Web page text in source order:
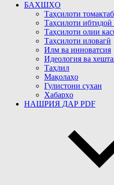
БАХШҲО
Таҳсилоти
Таҳсилоти ибтидоӣ
Таҳсилоти олии
Таҳсилоти иловагӣ
Илм ва инноватсия
Идеология ва
Таҳлил
Мақолаҳо
Гулистони сухан
Хабарҳо
НАШРИЯ ДАР PDF